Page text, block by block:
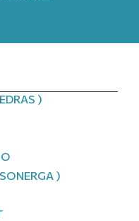
)
)